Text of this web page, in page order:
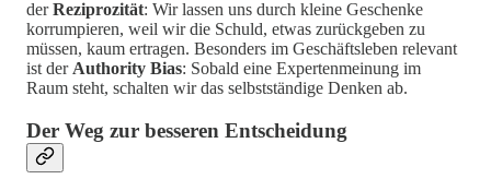
derReziprozität: Wir lassen uns durch kleine Geschenke
korrumpieren, weil wir die Schuld, etwas zurückgeben zu
müssen, kaum ertragen. Besonders im Geschäftsleben relevant
ist derAuthority Bias: Sobald eine Expertenmeinung im
Raum steht, schalten wir das selbstständige Denken ab.
Der Weg zur besseren Entscheidung